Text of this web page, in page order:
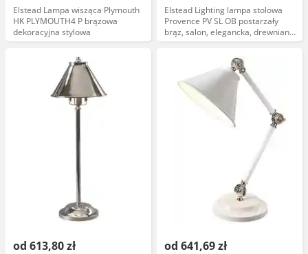
Elstead Lampa wisząca Plymouth
HK PLYMOUTH4 P brązowa
dekoracyjna stylowa
Elstead Lighting lampa stolowa
Provence PV SL OB postarzały
brąz, salon, elegancka, drewniana,
klasyczna
od 613,80 zł od 641,69 zł